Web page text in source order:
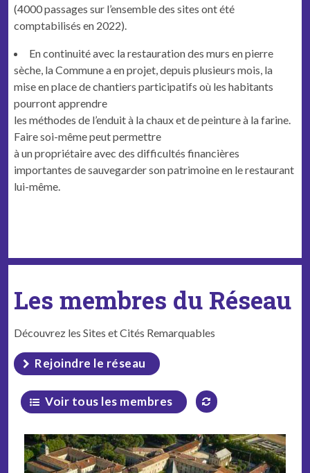
(4000 passages sur l’ensemble des sites ont été
comptabilisés en 2022).
En continuité avec la restauration des murs en pierre
sèche, la Commune a en projet, depuis plusieurs mois, la
mise en place de chantiers participatifs où les habitants
pourront apprendre
les méthodes de l’enduit à la chaux et de peinture à la farine.
Faire soi-même peut permettre
à un propriétaire avec des difficultés financières
importantes de sauvegarder son patrimoine en le restaurant
lui-même.
Les membres du Réseau
Découvrez les Sites et Cités Remarquables
Rejoindre le réseau
Voir tous les membres